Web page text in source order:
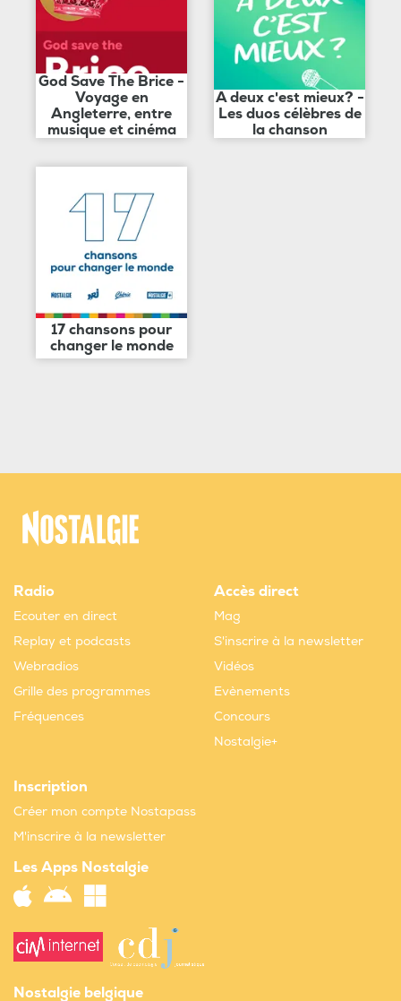
God Save The Brice -
Voyage en
Angleterre, entre
musique et cinéma
A deux c'est mieux? -
Les duos célèbres de
la chanson
17 chansons pour
changer le monde
Radio
Ecouter en direct
Replay et podcasts
Webradios
Grille des programmes
Fréquences
Accès direct
Mag
S'inscrire à la newsletter
Vidéos
Evènements
Concours
Nostalgie+
Inscription
Créer mon compte Nostapass
M'inscrire à la newsletter
Les Apps Nostalgie
Nostalgie belgique